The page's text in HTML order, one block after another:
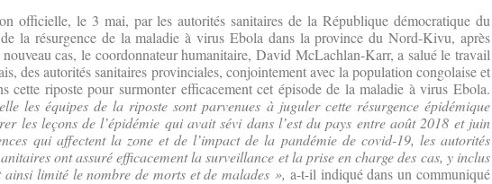
officielle, le 3 mai, par les autorités sanitaires de la République démocratique du
la résurgence de la maladie à virus Ebola dans la province du Nord-Kivu, après
cas, le coordonnateur humanitaire, David McLachlan-Karr, a salué le travail
des autorités sanitaires provinciales, conjointement avec la population congolaise et
cette riposte pour surmonter efficacement cet épisode de la maladie à virus Ebola.
les équipes de la riposte sont parvenues à juguler cette résurgence épidémique
les leçons de l’épidémie qui avait sévi dans l’est du pays entre août 2018 et juin
qui affectent la zone et de l’impact de la pandémie de covid-19, les autorités
ont assuré efficacement la surveillance et la prise en charge des cas, y inclus
limité le nombre de morts et de malades », a-t-il indiqué dans un communiqué